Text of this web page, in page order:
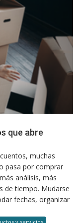
que abre
muchas
pasa por comprar
análisis, más
de tiempo. Mudarse
fechas, organizar